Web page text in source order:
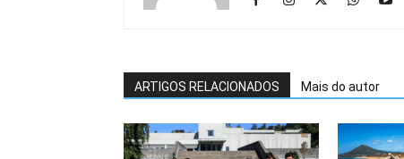
ARTIGOS RELACIONADOS Mais do autor